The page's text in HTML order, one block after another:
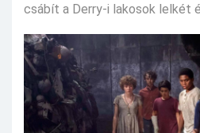
csábít a Derry-i lakosok lelkét